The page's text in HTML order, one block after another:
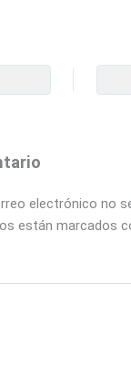
electrónico no
están marcados